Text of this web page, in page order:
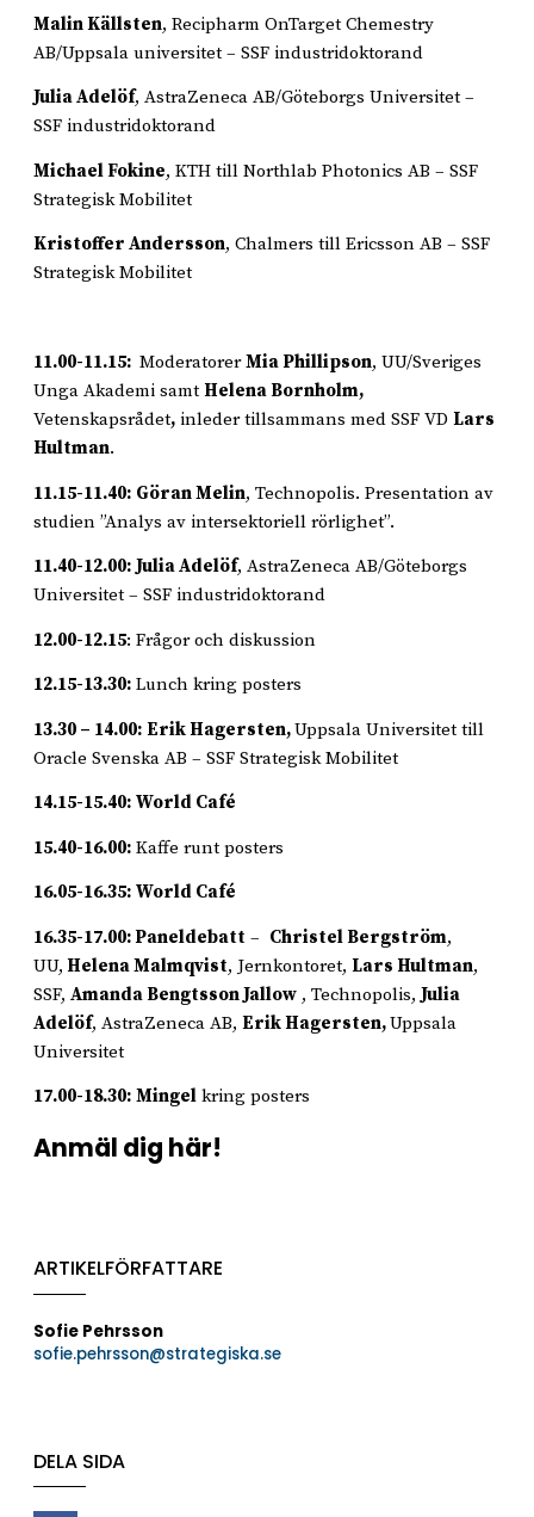
Malin Källsten, Recipharm OnTarget Chemestry
AB/Uppsala universitet – SSF industridoktorand
Julia Adelöf, AstraZeneca AB/Göteborgs Universitet –
SSF industridoktorand
Michael Fokine, KTH till Northlab Photonics AB – SSF
Strategisk Mobilitet
Kristoffer Andersson, Chalmers till Ericsson AB – SSF
Strategisk Mobilitet
11.00-11.15: ModeratorerMia Phillipson, UU/Sveriges
Unga Akademi samt Helena Bornholm,
Vetenskapsrådet, inleder tillsammans med SSF VD Lars
Hultman.
11.15-11.40: Göran Melin, Technopolis. Presentation av
studien ”Analys av intersektoriell rörlighet”.
11.40-12.00: Julia Adelöf, AstraZeneca AB/Göteborgs
Universitet – SSF industridoktorand
12.00-12.15: Frågor och diskussion
12.15-13.30: Lunch kring posters
13.30 – 14.00: Erik Hagersten,Uppsala Universitet till
Oracle Svenska AB – SSF Strategisk Mobilitet
14.15-15.40: World Café
15.40-16.00: Kaffe runt posters
16.05-16.35: World Café
16.35-17.00: Paneldebatt – Christel Bergström,
UU, Helena Malmqvist, Jernkontoret, Lars Hultman,
SSF, Amanda Bengtsson Jallow , Technopolis, Julia
Adelöf, AstraZeneca AB, Erik Hagersten,Uppsala
Universitet
17.00-18.30: Mingel kring posters
Anmäl dig här!
ARTIKELFÖRFATTARE
Sofie Pehrsson
sofie.pehrsson@strategiska.se
DELA SIDA